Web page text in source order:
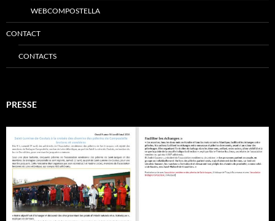
WEBCOMPOSTELLA
CONTACT
CONTACTS
PRESSE